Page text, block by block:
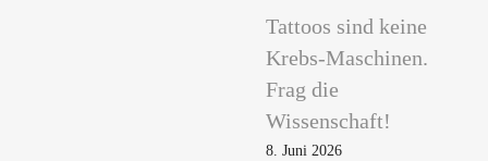
Tattoos sind keine
Krebs-Maschinen.
Frag die
Wissenschaft!
8. Juni 2026